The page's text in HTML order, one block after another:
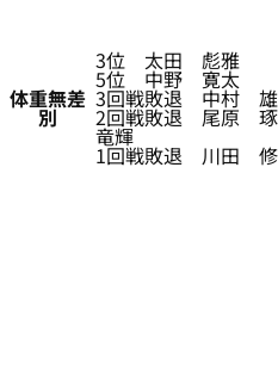
体重無差
別
3位 太田 彪雅
5位 中野 寛太
3回戦敗退 中村
2回戦敗退 尾原
竜輝
1回戦敗退 川田